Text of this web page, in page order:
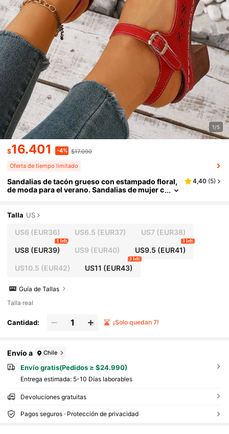
1/5
$16.401 -4% $17.090
Oferta de tiempo limitado
Sandalias de tacón grueso con estampado floral,
de moda para el verano. Sandalias de mujer c
4,40 (5)
Talla US
US6 (EUR36) US6.5 (EUR37) US7(EUR38)
US8(EUR39)
1 left
US9 (EUR40) US9.5 (EUR41)
3 left
US10.5 (EUR42) US11 (EUR43)
3 left
Guía de Tallas
Talla real
Cantidad: ¡Solo quedan 7!
Envío a Chile
Envío gratis(Pedidos ≥ $24.990)
Entrega estimada: 5-10 Días laborables
Devoluciones gratuitas
Pagos seguros · Protección de privacidad